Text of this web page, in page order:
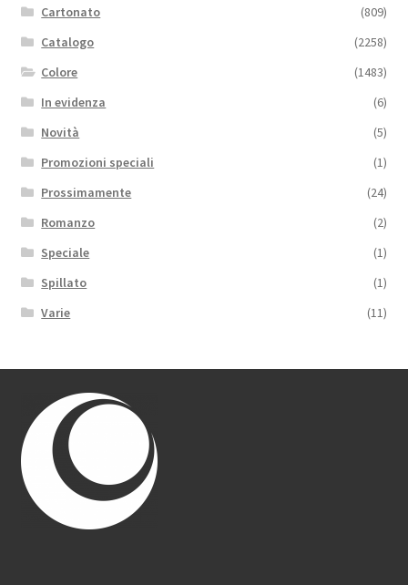
Cartonato
(809)
Catalogo
(2258)
Colore
(1483)
In evidenza
(6)
Novità
(5)
Promozioni speciali
(1)
Prossimamente
(24)
Romanzo
(2)
Speciale
(1)
Spillato
(1)
Varie
(11)